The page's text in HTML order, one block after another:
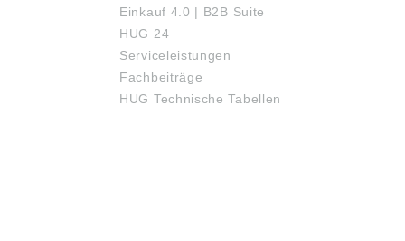
Einkauf 4.0 | B2B Suite
HUG 24
Serviceleistungen
Fachbeiträge
HUG Technische Tabellen